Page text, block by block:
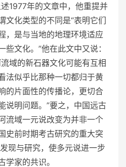
1977年的文章中，他重提并
文化类型的不同是“表明它们
，是与当地的地理环境适应
文化。”他在此文中又说：
域的新石器文化可能有互相
法似乎比那种一切都归于黄
的片面性的传播论，更切合
说明问题。”要之，中国远古
流域一元说改变为并非一个
史前时期考古研究的重大突
现与研究，使多元说进一步
学家的共识。